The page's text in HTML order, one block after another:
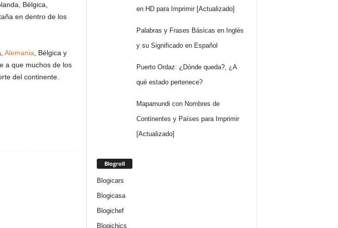
Bélgica,
en dentro de los
Alemania , Bélgica y
a que muchos de los
del continente.
en HD para Imprimir [Actualizado]
Palabras y Frases Básicas en Inglés
y su Significado en Español
Puerto Ordaz: ¿Dónde queda?, ¿A
qué estado pertenece?
Mapamundi con Nombres de
Continentes y Países para Imprimir
[Actualizado]
Blogroll
Blogicars
Blogicasa
Blogichef
Blogichics